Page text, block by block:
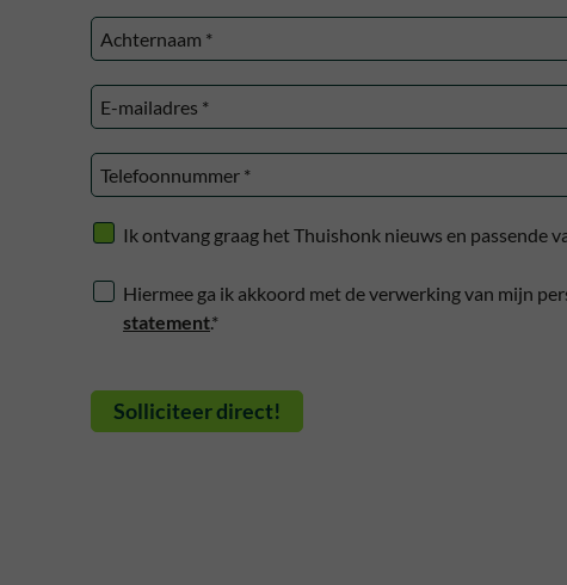
Ik ontvang graag het Thuishonk nieuws en passende
Hiermee ga ik akkoord met de verwerking van mijn
statement.*
Solliciteer direct!